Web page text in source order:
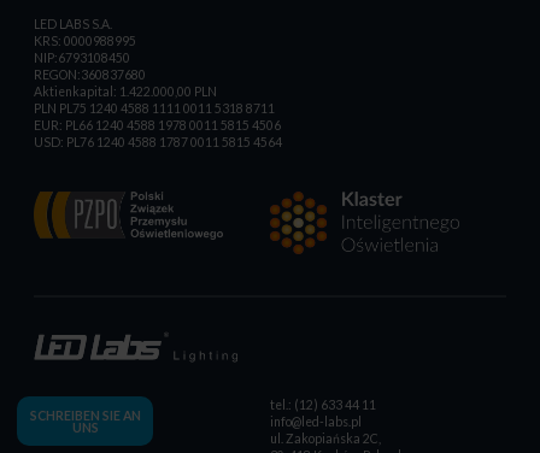
LED LABS S.A.
KRS: 0000988995
NIP:6793108450
REGON:360837680
Aktienkapital: 1.422.000,00 PLN
PLN PL75 1240 4588 1111 0011 5318 8711
EUR: PL66 1240 4588 1978 0011 5815 4506
USD: PL76 1240 4588 1787 0011 5815 4564
SCHREIBEN SIE AN
UNS
tel.: (12) 633 44 11
info@led-labs.pl
ul. Zakopiańska 2C,